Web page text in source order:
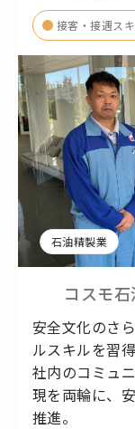
接客・接遇ス
石油精製業
コスモ
安全文化のさ
ルスキルを習得
社内のコミュ
現を両輪に、
推進。